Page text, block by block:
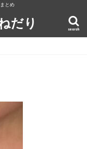
とめ
だり search